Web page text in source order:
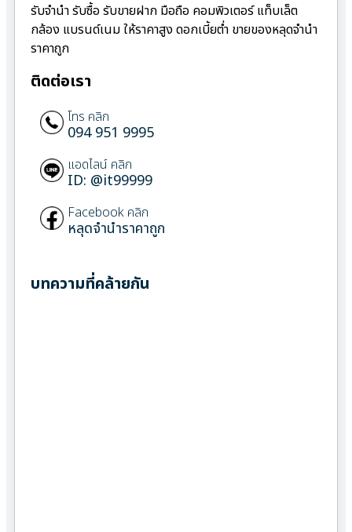
รับจำนำ รับซื้อ รับขายฝาก มือถือ คอมพิวเตอร์ แท็บเล็ต
กล้อง แบรนด์เนม ให้ราคาสูง ดอกเบี้ยต่ำ ขายของหลุดจำนำ
ราคาถูก
ติดต่อเรา
โทร คลิก
094 951 9995
แอดไลน์ คลิก
ID: @it99999
Facebook คลิก
หลุดจำนำราคาถูก
บทความที่คล้ายกัน